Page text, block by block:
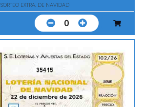
SORTEO EXTRA. DE NAVIDAD
0
35415